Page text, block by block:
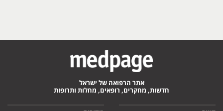
אתר הרפואה של ישראל
חדשות, מחקרים, רופאים, מחלות ותרופות